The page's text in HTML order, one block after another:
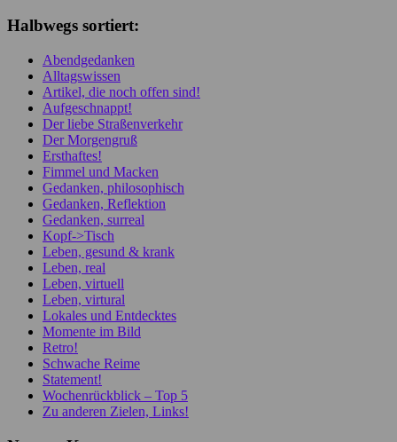
Halbwegs sortiert:
Abendgedanken
Alltagswissen
Artikel, die noch offen sind!
Aufgeschnappt!
Der liebe Straßenverkehr
Der Morgengruß
Ersthaftes!
Fimmel und Macken
Gedanken, philosophisch
Gedanken, Reflektion
Gedanken, surreal
Kopf->Tisch
Leben, gesund & krank
Leben, real
Leben, virtuell
Leben, virtural
Lokales und Entdecktes
Momente im Bild
Retro!
Schwache Reime
Statement!
Wochenrückblick – Top 5
Zu anderen Zielen, Links!